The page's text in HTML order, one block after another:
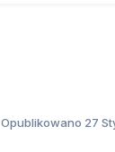
Opublikowano 27